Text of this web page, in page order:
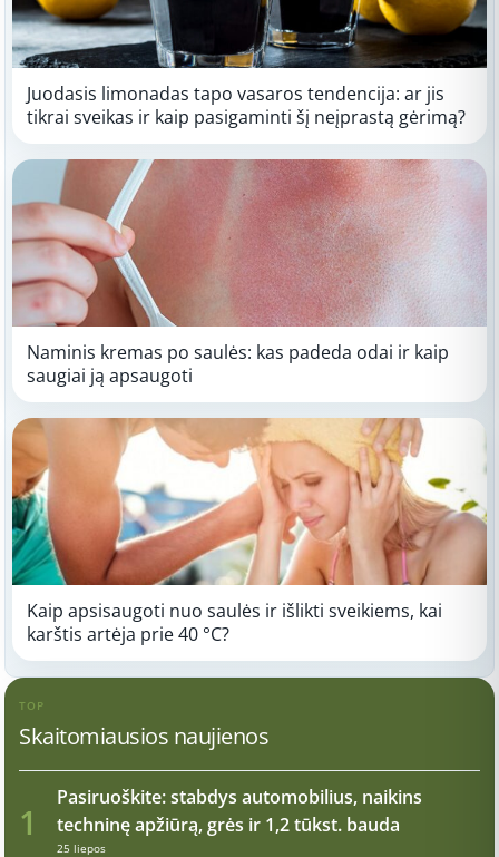
Juodasis limonadas tapo vasaros tendencija: ar jis
tikrai sveikas ir kaip pasigaminti šį neįprastą gėrimą?
Naminis kremas po saulės: kas padeda odai ir kaip
saugiai ją apsaugoti
Kaip apsisaugoti nuo saulės ir išlikti sveikiems, kai
karštis artėja prie 40 °C?
TOP
Skaitomiausios naujienos
1
Pasiruoškite: stabdys automobilius, naikins
techninę apžiūrą, grės ir 1,2 tūkst. bauda
25 liepos